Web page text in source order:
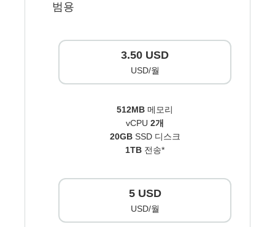
범용
3.50 USD
USD/월
512MB 메모리
vCPU 2개
20GBSSD 디스크
1TB 전송*
5 USD
USD/월